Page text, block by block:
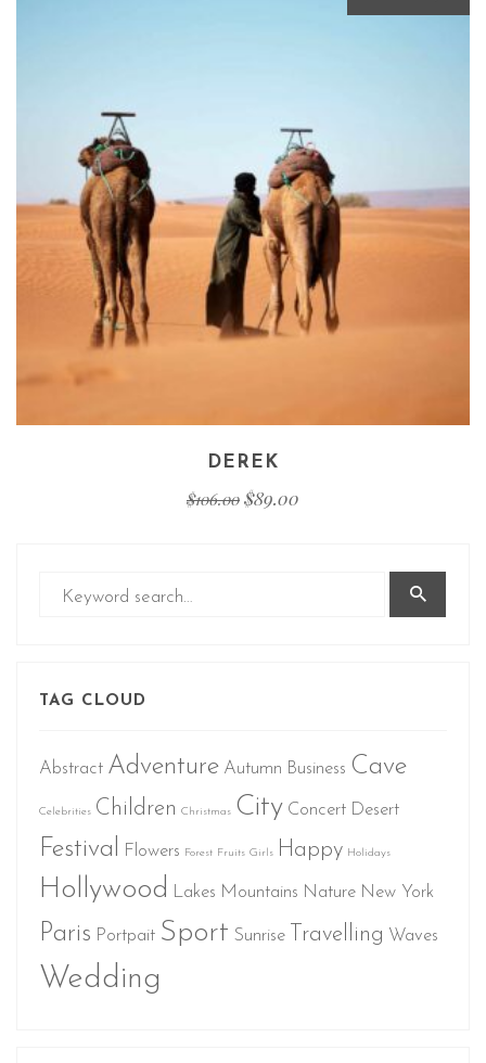
DEREK
$106.00 $89.00
TAG CLOUD
Abstract Adventure Autumn Business Cave
Celebrities Children Christmas City Concert Desert
Festival Flowers Forest Fruits Girls Happy Holidays
Hollywood Lakes Mountains Nature New York
Paris Portpait Sport Sunrise Travelling Waves
Wedding